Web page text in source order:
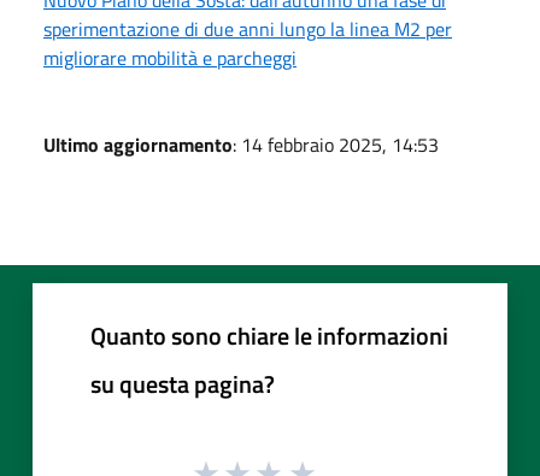
sperimentazione di due anni lungo la linea M2 per
migliorare mobilità e parcheggi
Ultimo aggiornamento: 14 febbraio 2025, 14:53
Quanto sono chiare le informazioni
su questa pagina?